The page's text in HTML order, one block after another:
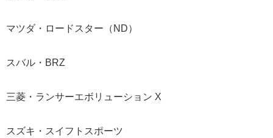
マツダ・ロードスター（ND）
スバル・BRZ
三菱・ランサーエボリューション X
スズキ・スイフトスポーツ